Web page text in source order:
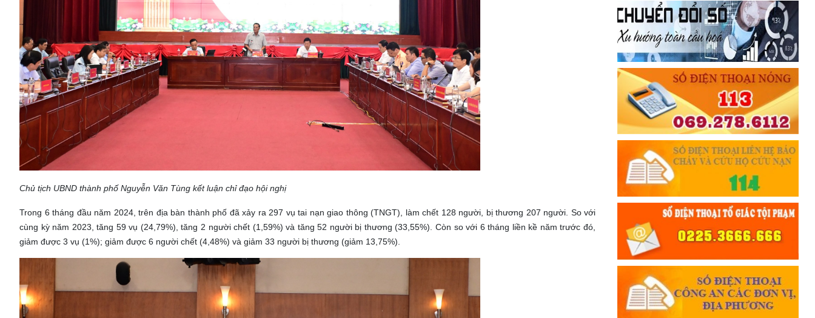
Chủ tịch UBND thành phố Nguyễn Văn Tùng kết luận chỉ đạo hội nghị
Trong 6 tháng đầu năm 2024, trên địa bàn thành phố đã xảy ra 297 vụ tai nạn giao thông (TNGT), làm chết 128 người, bị thương 207 người. So với
cùng kỳ năm 2023, tăng 59 vụ (24,79%), tăng 2 người chết (1,59%) và tăng 52 người bị thương (33,55%). Còn so với 6 tháng liền kề năm trước đó,
giảm được 3 vụ (1%); giảm được 6 người chết (4,48%) và giảm 33 người bị thương (giảm 13,75%).
Đối với tự mình, phải
CẦN, KIỆM, LIÊM, CHÍNH
Đối với đồng sự, phải
THÂN ÁI GIÚP ĐỠ
Đối với chính phủ, phải
TUYỆT ĐỐI TRUNG THÀNH
Đối với nhân dân, phải
KÍNH TRỌNG LỄ PHÉP
Đối với công việc, phải
TẬN TỤY
Đối với địch, phải
CƯƠNG QUYẾT, KHÔN KHÉO
Trích thư Chủ tịch Hồ Chí Minh
gửi Công an Khu XII,
ngày 11 tháng 3 năm 1948.